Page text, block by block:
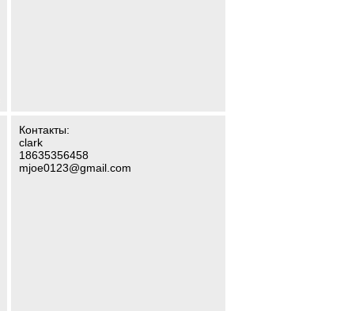
Контакты:
clark
18635356458
mjoe0123@gmail.com